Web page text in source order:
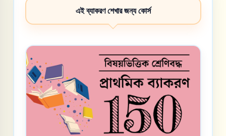
এই ব্যাকরণ শেখার জন্য কোর্স